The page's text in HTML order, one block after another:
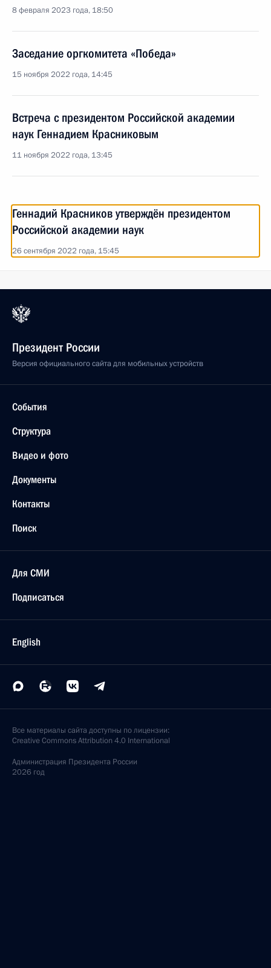
8 февраля 2023 года, 18:50
Заседание оргкомитета «Победа»
15 ноября 2022 года, 14:45
Встреча с президентом Российской академии
наук Геннадием Красниковым
11 ноября 2022 года, 13:45
Геннадий Красников утверждён президентом
Российской академии наук
26 сентября 2022 года, 15:45
Президент России
Версия официального сайта для мобильных устройств
События
Структура
Видео и фото
Документы
Контакты
Поиск
Для СМИ
Подписаться
English
Все материалы сайта доступны по лицензии:
Creative Commons Attribution 4.0 International
Администрация Президента России
2026 год